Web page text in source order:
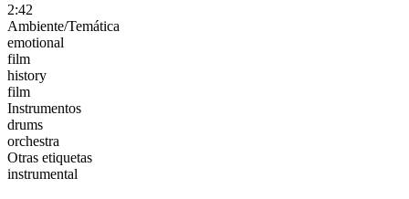
2:42
Ambiente/Temática
emotional
film
history
film
Instrumentos
drums
orchestra
Otras etiquetas
instrumental